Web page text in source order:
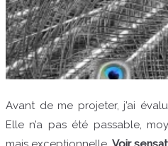
Avant de me projeter, j’ai
Elle n’a pas été passable,